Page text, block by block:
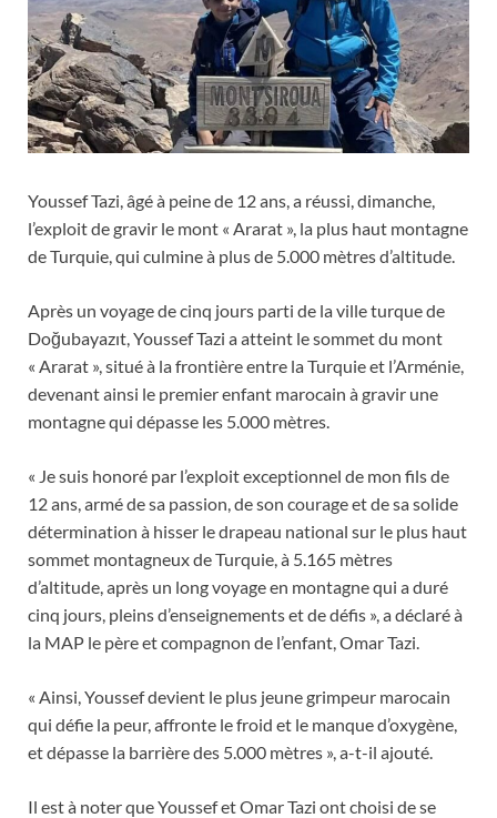
Youssef Tazi, âgé à peine de 12 ans, a réussi, dimanche,
l’exploit de gravir le mont « Ararat », la plus haut montagne
de Turquie, qui culmine à plus de 5.000 mètres d’altitude.
Après un voyage de cinq jours parti de la ville turque de
Doğubayazıt, Youssef Tazi a atteint le sommet du mont
« Ararat », situé à la frontière entre la Turquie et l’Arménie,
devenant ainsi le premier enfant marocain à gravir une
montagne qui dépasse les 5.000 mètres.
« Je suis honoré par l’exploit exceptionnel de mon fils de
12 ans, armé de sa passion, de son courage et de sa solide
détermination à hisser le drapeau national sur le plus haut
sommet montagneux de Turquie, à 5.165 mètres
d’altitude, après un long voyage en montagne qui a duré
cinq jours, pleins d’enseignements et de défis », a déclaré à
la MAP le père et compagnon de l’enfant, Omar Tazi.
« Ainsi, Youssef devient le plus jeune grimpeur marocain
qui défie la peur, affronte le froid et le manque d’oxygène,
et dépasse la barrière des 5.000 mètres », a-t-il ajouté.
Il est à noter que Youssef et Omar Tazi ont choisi de se